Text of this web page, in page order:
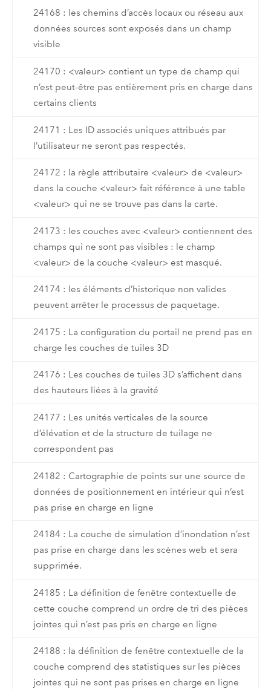
24168 : les chemins d’accès locaux ou réseau aux
données sources sont exposés dans un champ
visible
24170 : <valeur> contient un type de champ qui
n’est peut-être pas entièrement pris en charge dans
certains clients
24171 : Les ID associés uniques attribués par
l’utilisateur ne seront pas respectés.
24172 : la règle attributaire <valeur> de <valeur>
dans la couche <valeur> fait référence à une table
<valeur> qui ne se trouve pas dans la carte.
24173 : les couches avec <valeur> contiennent des
champs qui ne sont pas visibles : le champ
<valeur> de la couche <valeur> est masqué.
24174 : les éléments d’historique non valides
peuvent arrêter le processus de paquetage.
24175 : La configuration du portail ne prend pas en
charge les couches de tuiles 3D
24176 : Les couches de tuiles 3D s’affichent dans
des hauteurs liées à la gravité
24177 : Les unités verticales de la source
d’élévation et de la structure de tuilage ne
correspondent pas
24182 : Cartographie de points sur une source de
données de positionnement en intérieur qui n’est
pas prise en charge en ligne
24184 : La couche de simulation d’inondation n’est
pas prise en charge dans les scènes web et sera
supprimée.
24185 : La définition de fenêtre contextuelle de
cette couche comprend un ordre de tri des pièces
jointes qui n’est pas pris en charge en ligne
24188 : la définition de fenêtre contextuelle de la
couche comprend des statistiques sur les pièces
jointes qui ne sont pas prises en charge en ligne